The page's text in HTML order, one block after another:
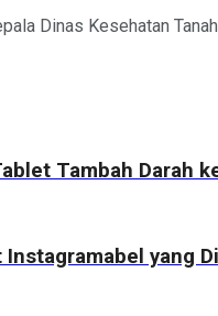
Dinas Kesehatan
Tambah Darah
yang